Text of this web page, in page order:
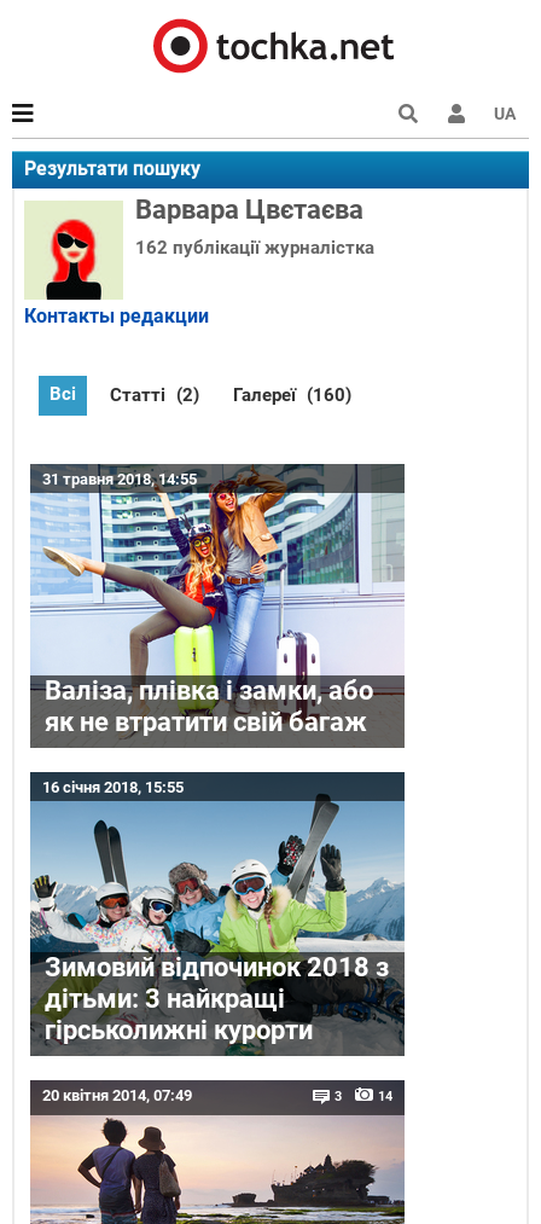
UA
Результати пошуку
Варвара Цвєтаєва
162 публікації журналістка
Контакты редакции
Всі Статті (2) Галереї (160)
31 травня 2018, 14:55
Валіза, плівка і замки, або
як не втратити свій багаж
16 січня 2018, 15:55
Зимовий відпочинок 2018 з
дітьми: 3 найкращі
гірськолижні курорти
20 квітня 2014, 07:49 3 14